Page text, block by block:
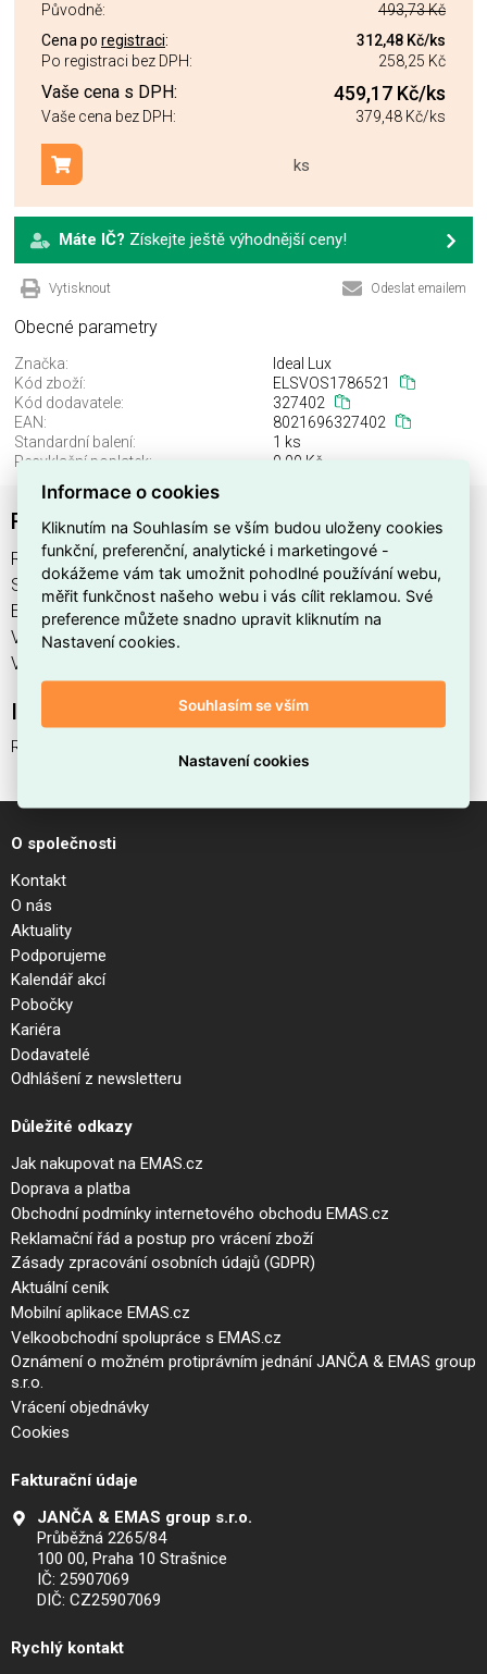
Původně:
493,73 Kč
Cena po registraci: 312,48 Kč/ks
Po registraci bez DPH:
258,25 Kč
Vaše cena s DPH: 459,17 Kč/ks
Vaše cena bez DPH: 379,48 Kč/ks
ks
Přidat do košíku
Máte IČ? Získejte ještě výhodnější ceny!
Vytisknout Odeslat emailem
Obecné parametry
Značka:
Ideal Lux
Kód zboží:
ELSVOS1786521
Kód dodavatele:
327402
EAN:
8021696327402
Standardní balení:
1 ks
Recyklační poplatek:
0,00 Kč
RUBBER VETRO D10 AMBRA
RUBBER VETRO D10 AMBRA najdete v kategoriích Svítidla,
Svítidla, světelné zdroje a LED osvětlení, výrobce Ideal Lux,
EAN 8021696327402, kód dodavatele 327402. RUBBER
VETRO D10 AMBRA nabízíme od 1 ks. Kód EMAS RUBBER
VETRO D10 AMBRA je ELSVOS1786521.
Interní název produktu
RUBBER VETRO D10 AMBRA
O společnosti
Kontakt
O nás
Aktuality
Podporujeme
Kalendář akcí
Pobočky
Kariéra
Dodavatelé
Odhlášení z newsletteru
Důležité odkazy
Jak nakupovat na EMAS.cz
Doprava a platba
Obchodní podmínky internetového obchodu EMAS.cz
Reklamační řád a postup pro vrácení zboží
Zásady zpracování osobních údajů (GDPR)
Aktuální ceník
Mobilní aplikace EMAS.cz
Velkoobchodní spolupráce s EMAS.cz
Oznámení o možném protiprávním jednání JANČA & EMAS group
s.r.o.
Vrácení objednávky
Cookies
Fakturační údaje
JANČA & EMAS group s.r.o.
Průběžná 2265/84
100 00, Praha 10 Strašnice
IČ: 25907069
DIČ: CZ25907069
Rychlý kontakt
Informace o cookies
Kliknutím na Souhlasím se vším budou uloženy cookies
funkční, preferenční, analytické i marketingové -
dokážeme vám tak umožnit pohodlné používání webu,
měřit funkčnost našeho webu i vás cílit reklamou. Své
preference můžete snadno upravit kliknutím na
Nastavení cookies.
Souhlasím se vším
Nastavení cookies